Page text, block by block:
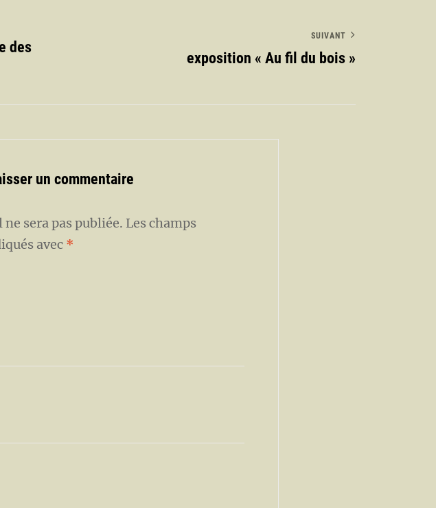
des
SUIVANT
exposition « Au fil du bois »
un commentaire
sera pas publiée. Les champs
avec *